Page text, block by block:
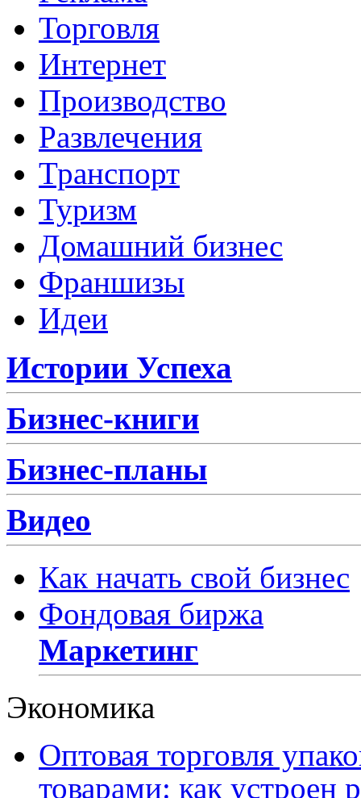
Торговля
Интернет
Производство
Развлечения
Транспорт
Туризм
Домашний бизнес
Франшизы
Идеи
Истории Успеха
Бизнес-книги
Бизнес-планы
Видео
Как начать свой бизнес
Фондовая биржа
Маркетинг
Экономика
Оптовая торговля
товарами: как устроен